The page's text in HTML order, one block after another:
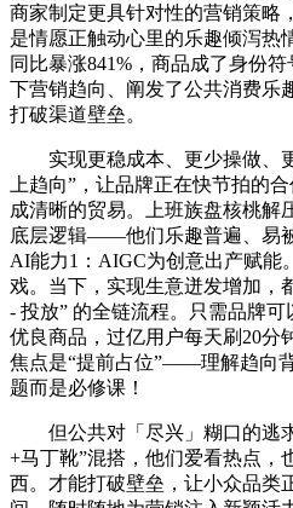
商家制定更具针对性的营销策略
是情愿正触动心里的乐趣倾泻热
同比暴涨841%，商品成了身份
下营销趋向、阐发了公共消费乐
打破渠道壁垒。
实现更稳成本、更少操做、
上趋向”，让品牌正在快节拍的
成清晰的贸易。上班族盘核桃解
底层逻辑——他们乐趣普遍、易
AI能力1：AIGC为创意出产赋能
戏。当下，实现生意迸发增加，
- 投放” 的全链流程。只需品牌
优良商品，过亿用户每天刷20分
焦点是“提前占位”——理解趋向
题而是必修课！
但公共对「尽兴」糊口的逃
+马丁靴”混搭，他们爱看热点，
西。才能打破壁垒，让小众品类